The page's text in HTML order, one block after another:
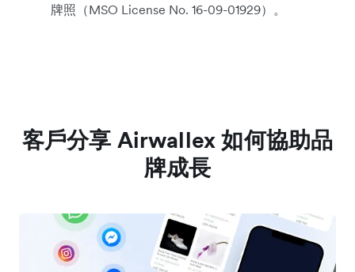
牌照（MSO License No. 16-09-01929）。
客戶分享 Airwallex 如何協助品
牌成長